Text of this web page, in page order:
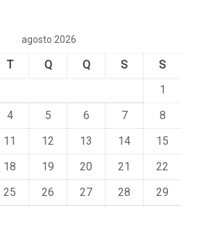
agosto 2026
T Q Q S
S
1
4 5 6 7
8
11 12 13 14
15
18 19 20 21
22
25 26 27 28
29